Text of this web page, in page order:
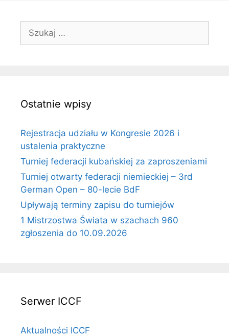
Ostatnie wpisy
Rejestracja udziału w Kongresie 2026 i
ustalenia praktyczne
Turniej federacji kubańskiej za zaproszeniami
Turniej otwarty federacji niemieckiej – 3rd
German Open – 80-lecie BdF
Upływają terminy zapisu do turniejów
1 Mistrzostwa Świata w szachach 960
zgłoszenia do 10.09.2026
Serwer ICCF
Aktualności ICCF